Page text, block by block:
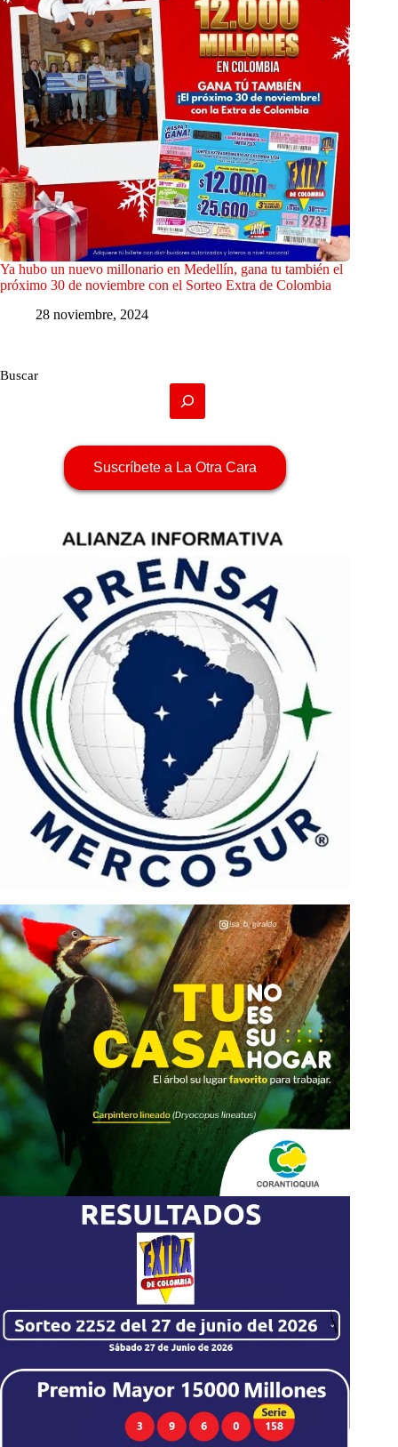
Ya hubo un nuevo millonario en Medellín, gana tu también el
próximo 30 de noviembre con el Sorteo Extra de Colombia
28 noviembre, 2024
Buscar
Suscríbete a La Otra Cara